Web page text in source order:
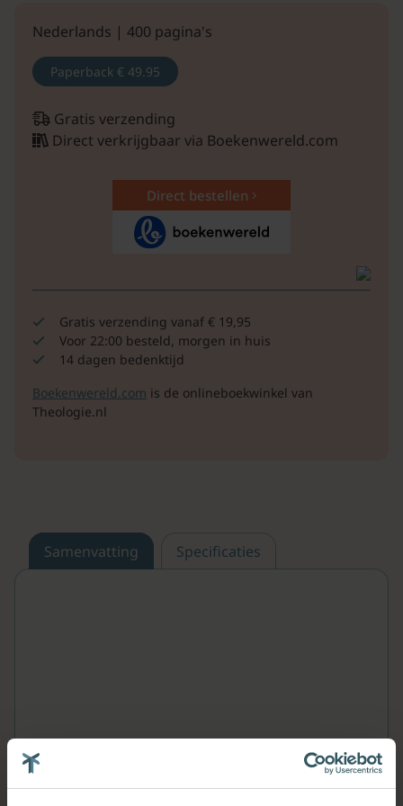
Nederlands | 400 pagina's
Paperback € 49.95
Gratis verzending
Direct verkrijgbaar via Boekenwereld.com
Direct bestellen
Gratis verzending vanaf € 19,95
Voor 22:00 besteld, morgen in huis
14 dagen bedenktijd
Boekenwereld.com is de onlineboekwinkel van
Theologie.nl
Samenvatting Specificaties